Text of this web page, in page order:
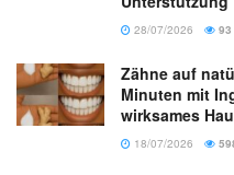
28/07/2026 93
Zähne auf
Minuten mit
wirksames
18/07/2026